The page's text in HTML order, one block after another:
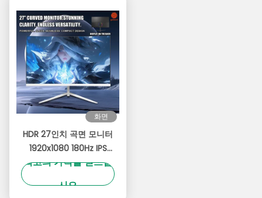
화면
HDR 27인치 곡면 모니터
1920x1080 180Hz IPS
1ms GTG 99% sRGB
FreeSync 호환 아이 케어
최고의 가격을 얻으십
시오